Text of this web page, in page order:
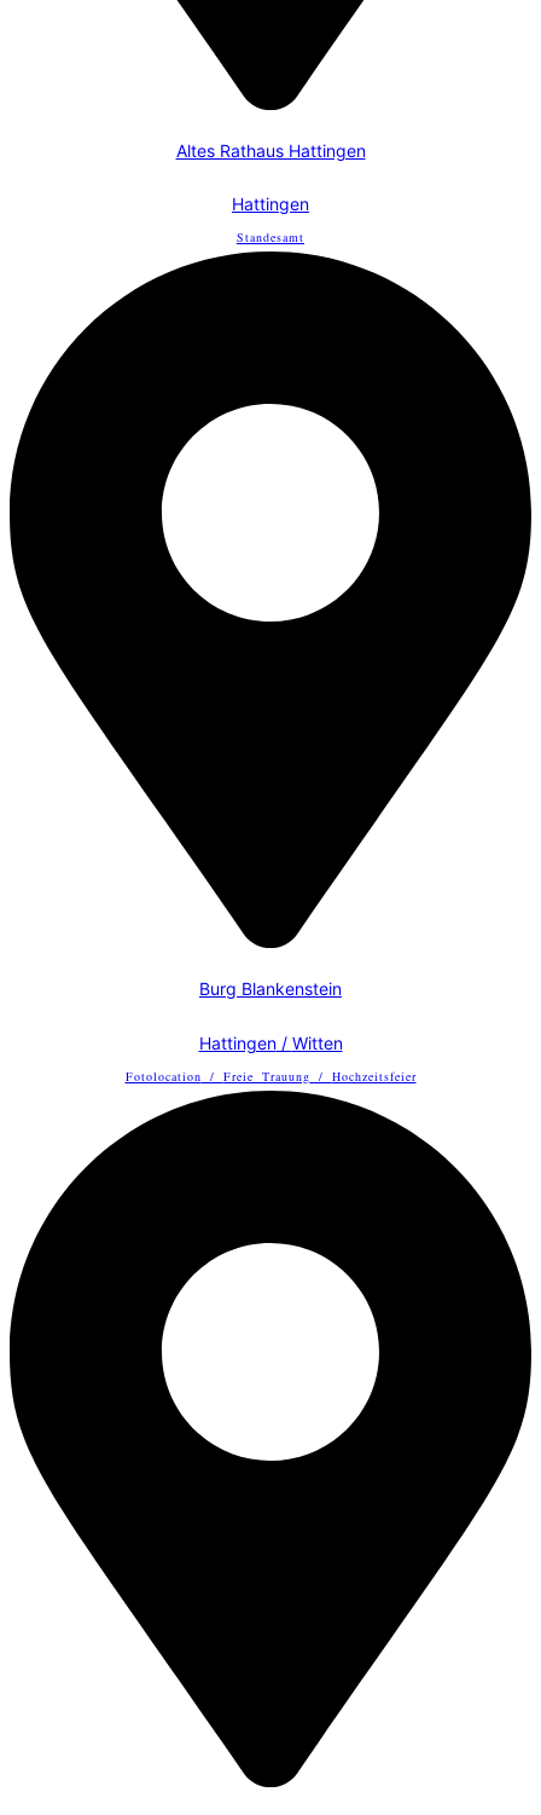
Altes Rathaus Hattingen
Hattingen
Standesamt
Burg Blankenstein
Hattingen/ Witten
Fotolocation / Freie Trauung / Hochzeitsfeier